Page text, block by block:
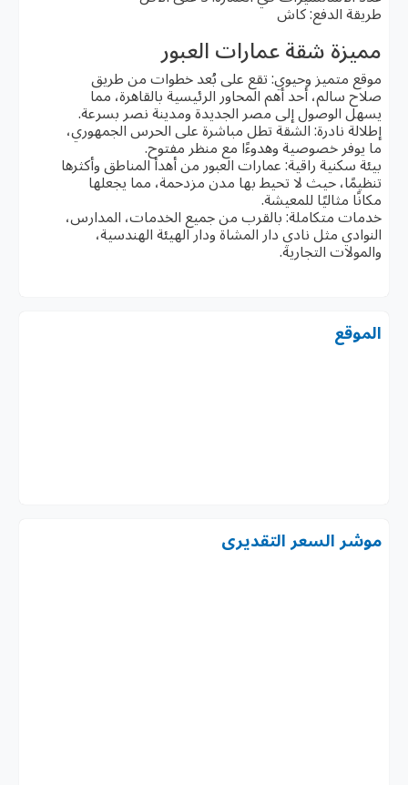
طريقة الدفع: كاش
مميزة شقة عمارات العبور
موقع متميز وحيوي: تقع على بُعد خطوات من طريق
صلاح سالم، أحد أهم المحاور الرئيسية بالقاهرة، مما
يسهل الوصول إلى مصر الجديدة ومدينة نصر بسرعة.
إطلالة نادرة: الشقة تطل مباشرة على الحرس الجمهوري،
ما يوفر خصوصية وهدوءًا مع منظر مفتوح.
بيئة سكنية راقية: عمارات العبور من أهدأ المناطق وأكثرها
تنظيمًا، حيث لا تحيط بها مدن مزدحمة، مما يجعلها
مكانًا مثاليًا للمعيشة.
خدمات متكاملة: بالقرب من جميع الخدمات، المدارس،
النوادي مثل نادي دار المشاة ودار الهيئة الهندسية،
والمولات التجارية.
الموقع
موشر السعر التقديرى